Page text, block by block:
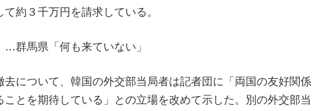
約３千万円を請求している。
群馬県「何も来ていない」
について、韓国の外交部当局者は記者団に「両国の友好関係
とを期待している」との立場を改めて示した。別の外交部当